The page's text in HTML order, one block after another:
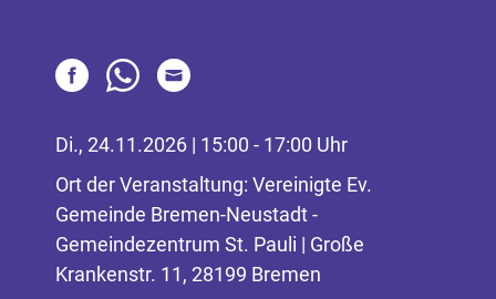
Di., 24.11.2026 | 15:00 - 17:00 Uhr
Ort der Veranstaltung: Vereinigte Ev.
Gemeinde Bremen-Neustadt -
Gemeindezentrum St. Pauli | Große
Krankenstr. 11, 28199 Bremen